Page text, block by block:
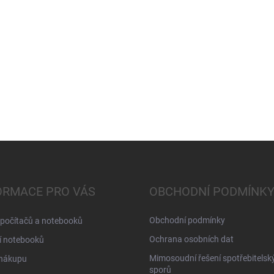
PRO VÁS
a notebooků
notebooků
OBCHODNÍ PODMÍNKY
Obchodní podmínky
Ochrana osobních dat
Mimosoudní řešení
sporů